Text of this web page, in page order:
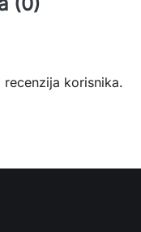
recenzija korisnika.